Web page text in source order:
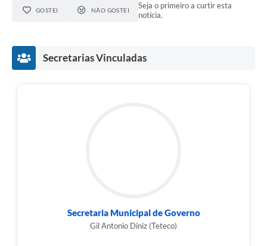
GOSTEI NÃO GOSTEI
Seja o primeiro a curtir esta
notícia.
Secretarias Vinculadas
Secretaria Municipal de Governo
Gil Antonio Diniz (Teteco)